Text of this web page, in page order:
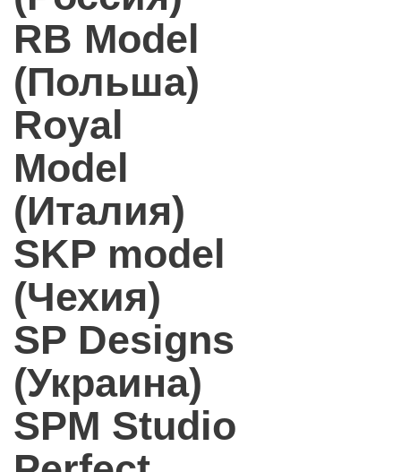
RB Model
(Польша)
Royal
Model
(Италия)
SKP model
(Чехия)
SP Designs
(Украина)
SPM Studio